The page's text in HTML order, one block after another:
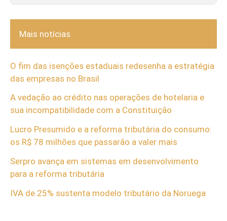
Mais notícias
O fim das isenções estaduais redesenha a estratégia
das empresas no Brasil
A vedação ao crédito nas operações de hotelaria e
sua incompatibilidade com a Constituição
Lucro Presumido e a reforma tributária do consumo:
os R$ 78 milhões que passarão a valer mais
Serpro avança em sistemas em desenvolvimento
para a reforma tributária
IVA de 25% sustenta modelo tributário da Noruega